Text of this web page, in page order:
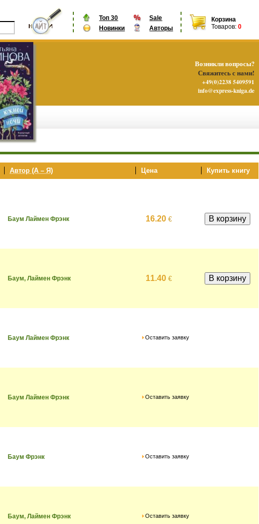
Топ 30
Sale
Новинки
Авторы
Корзина
Товаров: 0
Автор (А – Я) Цена Купить книгу
Баум Лаймен Фрэнк 16.20 €
Баум, Лаймен Фрэнк 11.40 €
Баум Лаймен Фрэнк Оставить заявку
Баум Лаймен Фрэнк Оставить заявку
Баум Фрэнк Оставить заявку
Баум, Лаймен Фрэнк Оставить заявку
Возникли вопросы?
Свяжитесь с нами!
+49(0)2238 5409591
info@express-kniga.de